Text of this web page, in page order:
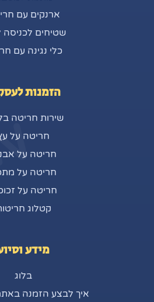
ארנקים עם
שטיחים לכניסה
כלי נגינה עם
הזמנות
שירות חריטה
חריטה על
חריטה על
חריטה על
חריטה על
קטלוג
מידע
בלוג
איך לבצע הזמנה